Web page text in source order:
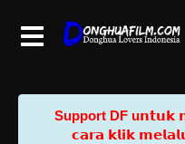
Support DF u𝗻𝘁𝘂𝗸
𝗰𝗮𝗿𝗮 𝗸𝗹𝗶𝗸